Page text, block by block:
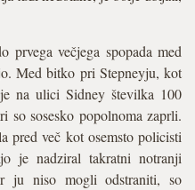
večjega spopada med
Med bitko pri Stepneyju, kot
na ulici Sidney številka 100
so sosesko popolnoma zaprli.
pred več kot osemsto policisti
je nadziral takratni notranji
ju niso mogli odstraniti, so